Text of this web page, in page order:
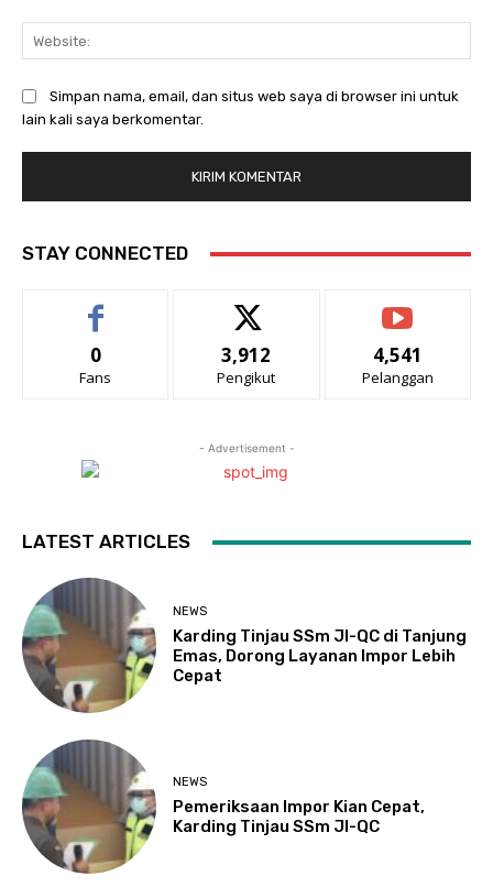
Simpan nama, email, dan situs web saya di browser ini untuk
lain kali saya berkomentar.
STAY CONNECTED
0
Fans
3,912
Pengikut
4,541
Pelanggan
- Advertisement -
LATEST ARTICLES
NEWS
Karding Tinjau SSm JI-QC di Tanjung
Emas, Dorong Layanan Impor Lebih
Cepat
NEWS
Pemeriksaan Impor Kian Cepat,
Karding Tinjau SSm JI-QC